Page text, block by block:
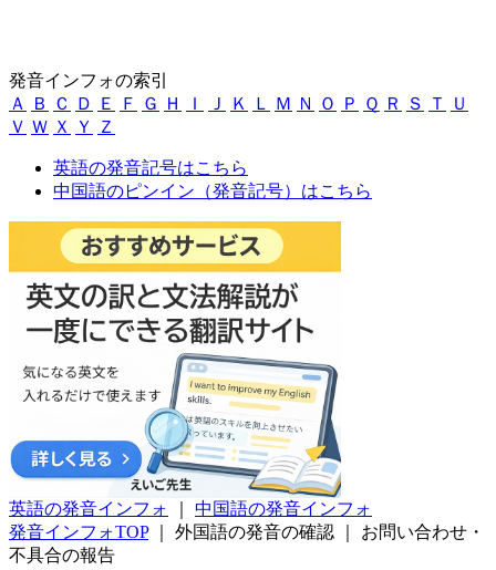
発音インフォの索引
Ａ
Ｂ Ｃ Ｄ Ｅ Ｆ Ｇ Ｈ Ｉ Ｊ Ｋ Ｌ Ｍ Ｎ Ｏ Ｐ Ｑ Ｒ Ｓ Ｔ
Ｕ
Ｖ Ｗ Ｘ Ｙ Ｚ
英語の発音記号はこちら
中国語のピンイン（発音記号）はこちら
英語の発音インフォ
中国語の発音インフォ
発音インフォTOP
外国語の発音の確認
お問い合わせ・
不具合の報告